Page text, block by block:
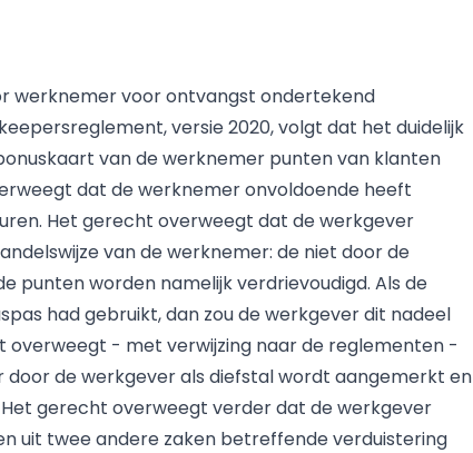
werknemer voor ontvangst ondertekend
versie 2020, volgt dat het duidelijk
van de werknemer punten van klanten
dat de werknemer onvoldoende heeft
Het gerecht overweegt dat de werkgever
van de werknemer: de niet door de
punten worden namelijk verdrievoudigd. Als de
had gebruikt, dan zou de werkgever dit nadeel
overweegt - met verwijzing naar de reglementen -
door de werkgever als diefstal wordt aangemerkt en
gerecht overweegt verder dat de werkgever
uit twee andere zaken betreffende verduistering